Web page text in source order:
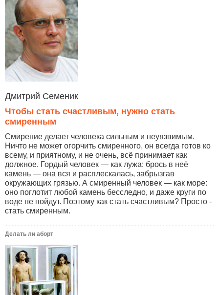
Дмитрий Семеник
Чтобы стать счастливым, нужно стать
смиренным
Смирение делает человека сильным и неуязвимым.
Ничто не может огорчить смиренного, он всегда готов ко
всему, и приятному, и не очень, всё принимает как
должное. Гордый человек — как лужа: брось в неё
камень — она вся и расплескалась, забрызгав
окружающих грязью. А смиренный человек — как море:
оно поглотит любой камень бесследно, и даже круги по
воде не пойдут. Поэтому как стать счастливым? Просто -
стать смиренным.
Делать ли аборт